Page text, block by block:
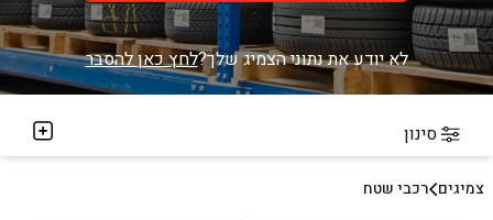
לא יודע את נתוני הצמיג שלך?לחץ כאן להסבר
סינון
צמיגים רכבי שטח